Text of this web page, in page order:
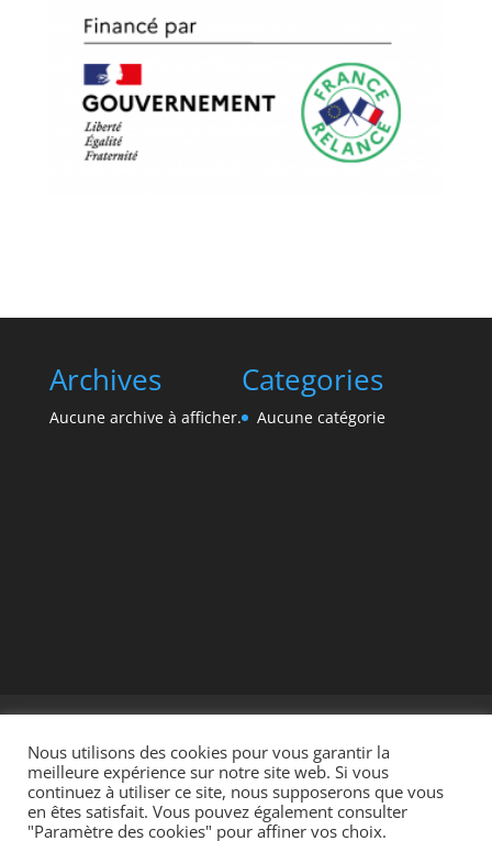
Archives
Aucune archive à afficher.
Categories
Aucune catégorie
Mentions légales
Nous utilisons des cookies pour vous garantir la
meilleure expérience sur notre site web. Si vous
continuez à utiliser ce site, nous supposerons que vous
en êtes satisfait. Vous pouvez également consulter
"Paramètre des cookies" pour affiner vos choix.